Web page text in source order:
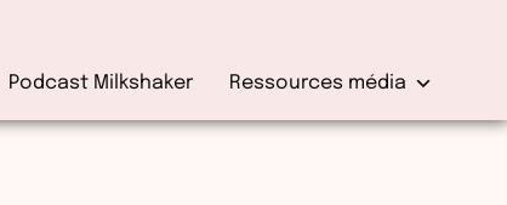
Podcast Milkshaker Ressources média